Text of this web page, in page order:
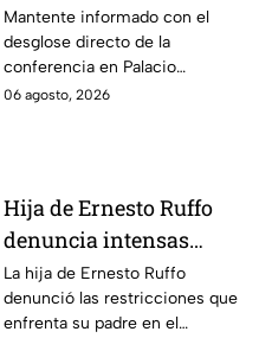
Claudia Sheinbaum
hoy jueves 6 de agosto
en la mañanera
Mantente informado con el
desglose directo de la
conferencia en Palacio
Nacional este jueves 6 de
06 agosto, 2026
Hija de Ernesto Ruffo
denuncia intensas
restricciones en el
Altiplano; buscan que
La hija de Ernesto Ruffo
denunció las restricciones que
enfrenta su padre en el